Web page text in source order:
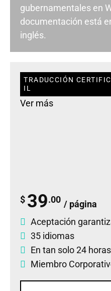
gubernamentales en
documentación está
inglés.
TRADUCCIÓN
IL
Ver más
$ 39.00 / página
Aceptación
35 idiomas
En tan solo 24 horas
Miembro